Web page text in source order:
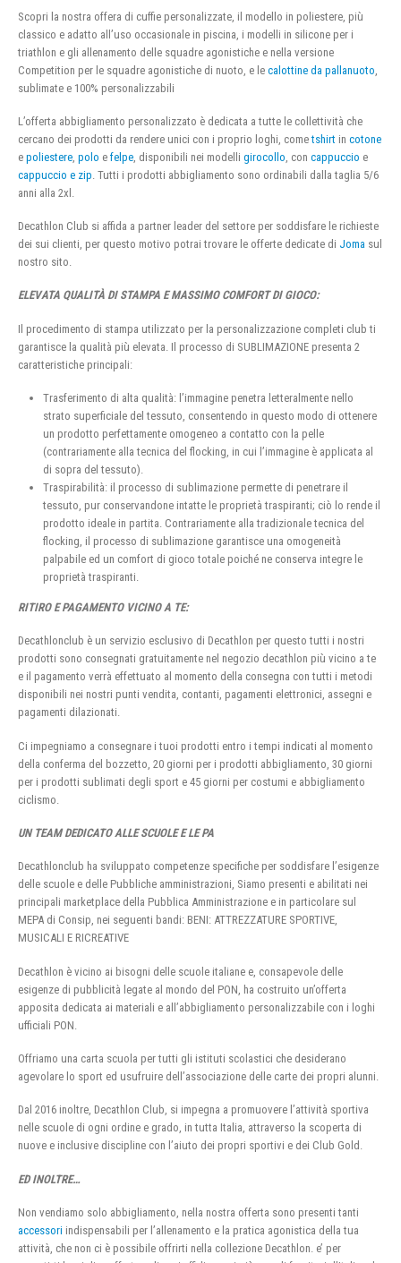
Scopri la nostra offera di cuffie personalizzate, il modello in poliestere, più
classico e adatto all’uso occasionale in piscina, i modelli in silicone per i
triathlon e gli allenamento delle squadre agonistiche e nella versione
Competition per le squadre agonistiche di nuoto, e le calottine da pallanuoto
sublimate e 100% personalizzabili
L’offerta abbigliamento personalizzato è dedicata a tutte le collettività che
cercano dei prodotti da rendere unici con i proprio loghi, cometshirt in cotone
e poliestere polo e felpe , disponibili nei modelli girocollo , con cappuccio e
cappuccio e zip . Tutti i prodotti abbigliamento sono ordinabili dalla taglia 5/6
anni alla 2xl.
Decathlon Club si affida a partner leader del settore per soddisfare le richieste
dei sui clienti, per questo motivo potrai trovare le offerte dedicate di Joma sul
nostro sito.
ELEVATA QUALITÀ DI STAMPA E MASSIMO COMFORT DI GIOCO:
Il procedimento di stampa utilizzato per la personalizzazione completi club ti
garantisce la qualità più elevata. Il processo di SUBLIMAZIONE presenta 2
caratteristiche principali:
Trasferimento di alta qualità: l’immagine penetra letteralmente nello
strato superficiale del tessuto, consentendo in questo modo di ottenere
un prodotto perfettamente omogeneo a contatto con la pelle
(contrariamente alla tecnica del flocking, in cui l’immagine è applicata al
di sopra del tessuto).
Traspirabilità: il processo di sublimazione permette di penetrare il
tessuto, pur conservandone intatte le proprietà traspiranti; ciò lo rende il
prodotto ideale in partita. Contrariamente alla tradizionale tecnica del
flocking, il processo di sublimazione garantisce una omogeneità
palpabile ed un comfort di gioco totale poiché ne conserva integre le
proprietà traspiranti.
RITIRO E PAGAMENTO VICINO A TE:
Decathlonclub è un servizio esclusivo di Decathlon per questo tutti i nostri
prodotti sono consegnati gratuitamente nel negozio decathlon più vicino a te
e il pagamento verrà effettuato al momento della consegna con tutti i metodi
disponibili nei nostri punti vendita, contanti, pagamenti elettronici, assegni e
pagamenti dilazionati.
Ci impegniamo a consegnare i tuoi prodotti entro i tempi indicati al momento
della conferma del bozzetto, 20 giorni per i prodotti abbigliamento, 30 giorni
per i prodotti sublimati degli sport e 45 giorni per costumi e abbigliamento
ciclismo.
UN TEAM DEDICATO ALLE SCUOLE E LE PA
Decathlonclub ha sviluppato competenze specifiche per soddisfare l’esigenze
delle scuole e delle Pubbliche amministrazioni, Siamo presenti e abilitati nei
principali marketplace della Pubblica Amministrazione e in particolare sul
MEPA di Consip, nei seguenti bandi: BENI: ATTREZZATURE SPORTIVE,
MUSICALI E RICREATIVE
Decathlon è vicino ai bisogni delle scuole italiane e, consapevole delle
esigenze di pubblicità legate al mondo del PON, ha costruito un’offerta
apposita dedicata ai materiali e all’abbigliamento personalizzabile con i loghi
ufficiali PON.
Offriamo una carta scuola per tutti gli istituti scolastici che desiderano
agevolare lo sport ed usufruire dell’associazione delle carte dei propri alunni.
Dal 2016 inoltre, Decathlon Club, si impegna a promuovere l’attività sportiva
nelle scuole di ogni ordine e grado, in tutta Italia, attraverso la scoperta di
nuove e inclusive discipline con l’aiuto dei propri sportivi e dei Club Gold.
ED INOLTRE…
Non vendiamo solo abbigliamento, nella nostra offerta sono presenti tanti
accessori indispensabili per l’allenamento e la pratica agonistica della tua
attività, che non ci è possibile offrirti nella collezione Decathlon. e’ per